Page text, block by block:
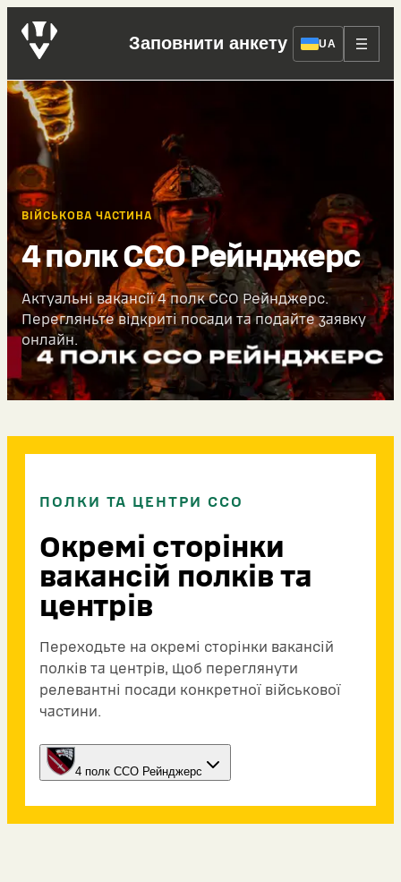
Заповнити анкету UA
ВІЙСЬКОВА ЧАСТИНА
4 полк ССО Рейнджерс
Актуальні вакансії 4 полк ССО Рейнджерс.
Перегляньте відкриті посади та подайте заявку
онлайн.
ПОЛКИ ТА ЦЕНТРИ ССО
Окремі сторінки
вакансій полків та
центрів
Переходьте на окремі сторінки вакансій
полків та центрів, щоб переглянути
релевантні посади конкретної військової
частини.
4 полк ССО Рейнджерс